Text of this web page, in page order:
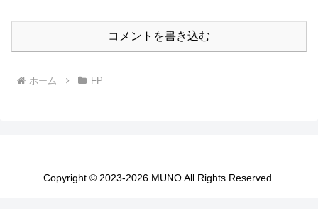
コメントを書き込む
ホーム FP
Copyright © 2023-2026 MUNO All Rights Reserved.